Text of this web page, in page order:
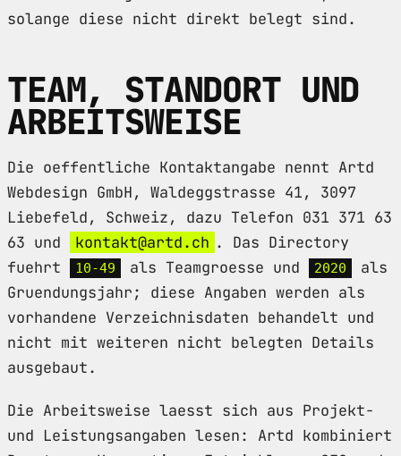
solange diese nicht direkt belegt sind.
TEAM, STANDORT UND
ARBEITSWEISE
Die oeffentliche Kontaktangabe nennt Artd
Webdesign GmbH, Waldeggstrasse 41, 3097
Liebefeld, Schweiz, dazu Telefon 031 371 63
63 und
kontakt@artd.ch . Das Directory
fuehrt
10-49 als Teamgroesse und 2020
als
Gruendungsjahr; diese Angaben werden als
vorhandene Verzeichnisdaten behandelt und
nicht mit weiteren nicht belegten Details
ausgebaut.
Die Arbeitsweise laesst sich aus Projekt-
und Leistungsangaben lesen: Artd kombiniert